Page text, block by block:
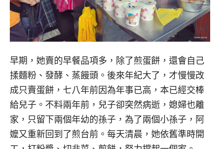
早期，她賣的早餐品項多，除了煎蛋餅，還會自己
揉麵粉、發酵、蒸饅頭。後來年紀大了，才慢慢改
成只賣蛋餅，七八年前因為年事已高，本已經交棒
給兒子。不料兩年前，兒子卻突然病逝，媳婦也離
家，只留下兩個年幼的孫子，為了兩個小孫子，阿
嬤又重新回到了煎台前。每天清晨，她依舊準時開